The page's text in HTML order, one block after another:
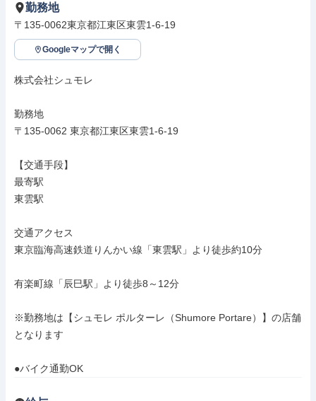
勤務地
〒135-0062東京都江東区東雲1-6-19
Googleマップで開く
株式会社シュモレ
勤務地
〒135-0062 東京都江東区東雲1-6-19
【交通手段】
最寄駅
東雲駅
交通アクセス
東京臨海高速鉄道りんかい線「東雲駅」より徒歩約10分
有楽町線「辰巳駅」より徒歩8～12分
※勤務地は【シュモレ ポルターレ（Shumore Portare）】の店舗
となります
●バイク通勤OK